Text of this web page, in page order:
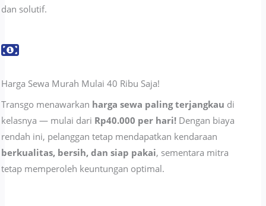
dan solutif.
Harga Sewa Murah Mulai 40 Ribu Saja!
Transgo menawarkan harga sewa paling terjangkau di
kelasnya — mulai dari Rp40.000 per hari! Dengan biaya
rendah ini, pelanggan tetap mendapatkan kendaraan
berkualitas, bersih, dan siap pakai, sementara mitra
tetap memperoleh keuntungan optimal.